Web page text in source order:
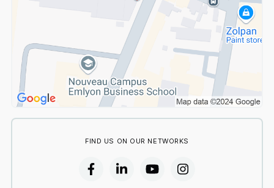
FIND US ON OUR NETWORKS